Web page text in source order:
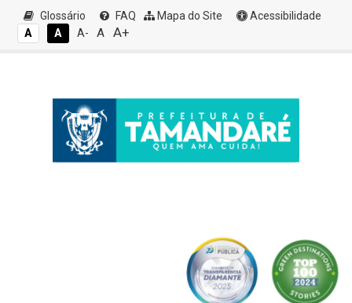
Glossário FAQ Mapa do Site
Acessibilidade
A
A A- A A+